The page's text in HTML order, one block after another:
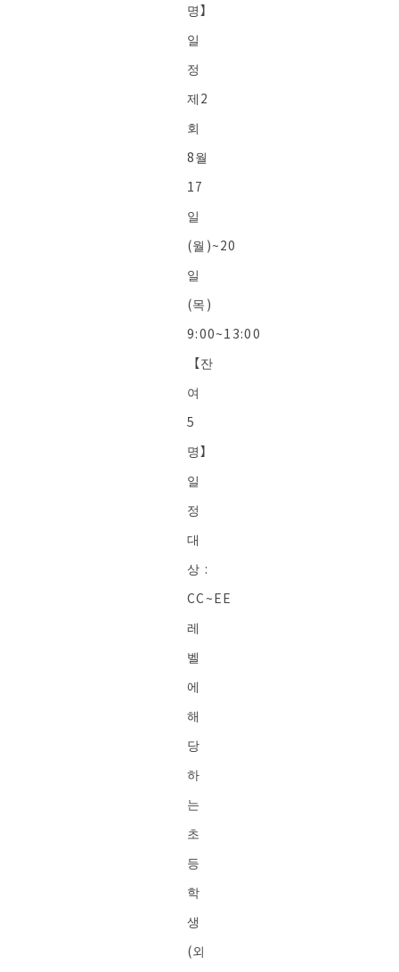
명】
일
정
제2
회
8월
17
일
(월)~20
일
(목)
9:00~13:00
【잔
여
5
명】
일
정
대
상 :
CC~EE
레
벨
에
해
당
하
는
초
등
학
생
(외